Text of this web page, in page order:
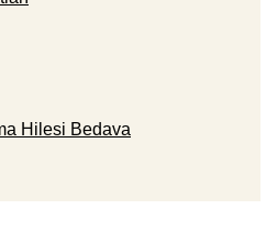
Hilesi Bedava